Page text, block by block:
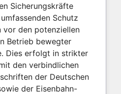
Sicherungskräfte
Schutz
vor den potenziellen
Betrieb bewegter
Dies erfolgt in strikter
den verbindlichen
der Deutschen
der Eisenbahn-